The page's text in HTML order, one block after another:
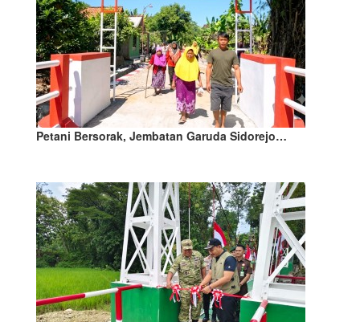
Petani Bersorak, Jembatan Garuda Sidorejo…